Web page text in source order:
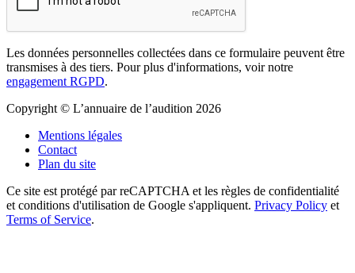
Les données personnelles collectées dans ce formulaire peuvent être
transmises à des tiers. Pour plus d'informations, voir notre
engagement RGPD.
Copyright © L’annuaire de l’audition 2026
Mentions légales
Contact
Plan du site
Ce site est protégé par reCAPTCHA et les règles de confidentialité
et conditions d'utilisation de Google s'appliquent. Privacy Policy et
Terms of Service.